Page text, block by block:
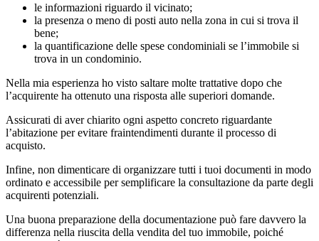
le informazioni riguardo il vicinato;
la presenza o meno di posti auto nella zona in cui si trova il
bene;
la quantificazione delle spese condominiali se l’immobile si
trova in un condominio.
Nella mia esperienza ho visto saltare molte trattative dopo che
l’acquirente ha ottenuto una risposta alle superiori domande.
Assicurati di aver chiarito ogni aspetto concreto riguardante
l’abitazione per evitare fraintendimenti durante il processo di
acquisto.
Infine, non dimenticare di organizzare tutti i tuoi documenti in modo
ordinato e accessibile per semplificare la consultazione da parte degli
acquirenti potenziali.
Una buona preparazione della documentazione può fare davvero la
differenza nella riuscita della vendita del tuo immobile, poiché